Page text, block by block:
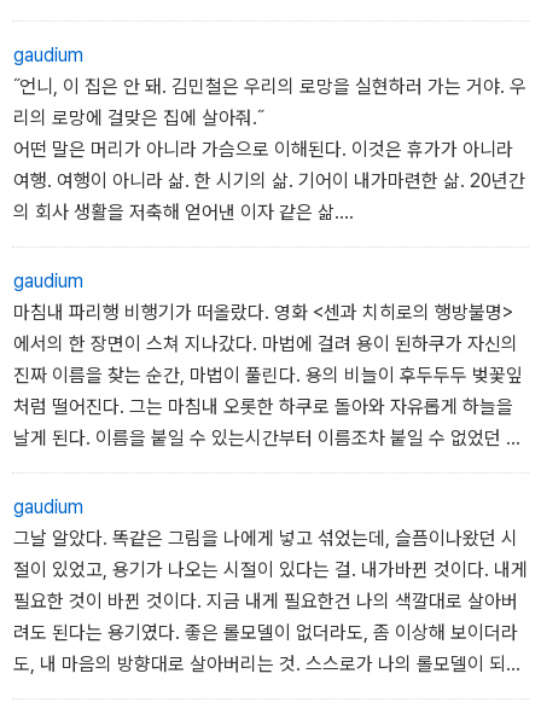
다. 그 속에서 나는고요했고, 또렷했고, 그건 내가 바라는 나의 모습이
기도 했다.
더 지체할 시간이 없었다. 나는 결단했다.
gaudium
˝언니, 이 집은 안 돼. 김민철은 우리의 로망을 실현하러 가는 거야. 우
리의 로망에 걸맞은 집에 살아줘.˝
어떤 말은 머리가 아니라 가슴으로 이해된다. 이것은 휴가가 아니라
여행. 여행이 아니라 삶. 한 시기의 삶. 기어이 내가마련한 삶. 20년간
의 회사 생활을 저축해 얻어낸 이자 같은 삶.
거기에 합당한 삶의 모양을 취하는 것. 그것이 내가 할 일이었다. 그곳
에서의 모든 순간을 잘게 잘게 쪼개서 내가 얼마나 오랫동안 야금야
금 뜯어 먹을지 너무 잘 알고 있으니까. 완벽한여행이 아니라 나를 위
한 여행이 되어야 한다. 단순히 파리 살기가 아니라, 조금 더 적극적으
로 로망 살기의 모양을 만들어야 한다.
gaudium
마침내 파리행 비행기가 떠올랐다. 영화 <센과 치히로의 행방불명>
에서의 한 장면이 스쳐 지나갔다. 마법에 걸려 용이 된하쿠가 자신의
진짜 이름을 찾는 순간, 마법이 풀린다. 용의 비늘이 후두두두 벚꽃잎
처럼 떨어진다. 그는 마침내 오롯한 하쿠로 돌아와 자유롭게 하늘을
날게 된다. 이름을 붙일 수 있는시간부터 이름조차 붙일 수 없었던 감
정까지, 그 모든 것들이후두두두 나에게서 떨어져 나가고 있었다.
gaudium
그날 알았다. 똑같은 그림을 나에게 넣고 섞었는데, 슬픔이나왔던 시
절이 있었고, 용기가 나오는 시절이 있다는 걸. 내가바뀐 것이다. 내게
필요한 것이 바뀐 것이다. 지금 내게 필요한건 나의 색깔대로 살아버
려도 된다는 용기였다. 좋은 롤모델이 없더라도, 좀 이상해 보이더라
도, 내 마음의 방향대로 살아버리는 것. 스스로가 나의 롤모델이 되어
버리는 것. 내가 긋고싶은 선을 긋고, 내 마음이 가는 대로 색을 칠하